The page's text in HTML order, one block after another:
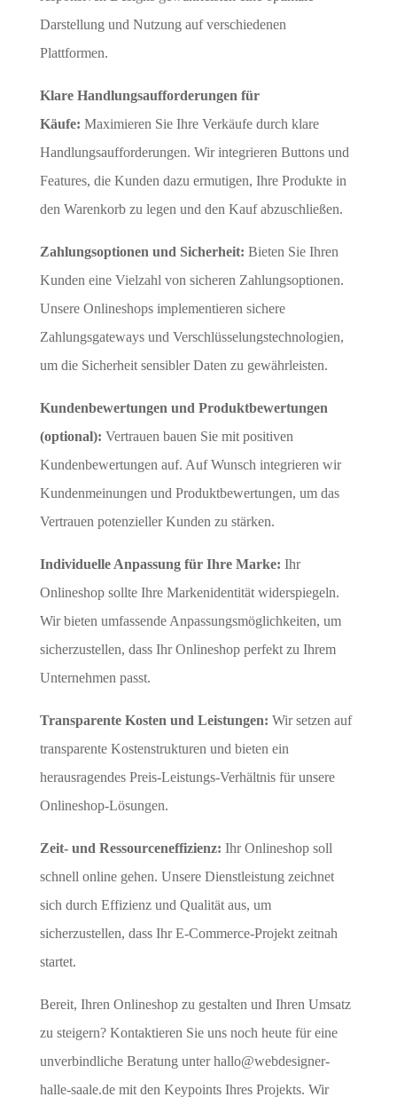
Darstellung und Nutzung auf verschiedenen
Plattformen.
Klare Handlungsaufforderungen für
Käufe: Maximieren Sie Ihre Verkäufe durch klare
Handlungsaufforderungen. Wir integrieren Buttons und
Features, die Kunden dazu ermutigen, Ihre Produkte in
den Warenkorb zu legen und den Kauf abzuschließen.
Zahlungsoptionen und Sicherheit: Bieten Sie Ihren
Kunden eine Vielzahl von sicheren Zahlungsoptionen.
Unsere Onlineshops implementieren sichere
Zahlungsgateways und Verschlüsselungstechnologien,
um die Sicherheit sensibler Daten zu gewährleisten.
Kundenbewertungen und Produktbewertungen
(optional): Vertrauen bauen Sie mit positiven
Kundenbewertungen auf. Auf Wunsch integrieren wir
Kundenmeinungen und Produktbewertungen, um das
Vertrauen potenzieller Kunden zu stärken.
Individuelle Anpassung für Ihre Marke: Ihr
Onlineshop sollte Ihre Markenidentität widerspiegeln.
Wir bieten umfassende Anpassungsmöglichkeiten, um
sicherzustellen, dass Ihr Onlineshop perfekt zu Ihrem
Unternehmen passt.
Transparente Kosten und Leistungen: Wir setzen auf
transparente Kostenstrukturen und bieten ein
herausragendes Preis-Leistungs-Verhältnis für unsere
Onlineshop-Lösungen.
Zeit- und Ressourceneffizienz: Ihr Onlineshop soll
schnell online gehen. Unsere Dienstleistung zeichnet
sich durch Effizienz und Qualität aus, um
sicherzustellen, dass Ihr E-Commerce-Projekt zeitnah
startet.
Bereit, Ihren Onlineshop zu gestalten und Ihren Umsatz
zu steigern? Kontaktieren Sie uns noch heute für eine
unverbindliche Beratung unter hallo@webdesigner-
halle-saale.de mit den Keypoints Ihres Projekts. Wir